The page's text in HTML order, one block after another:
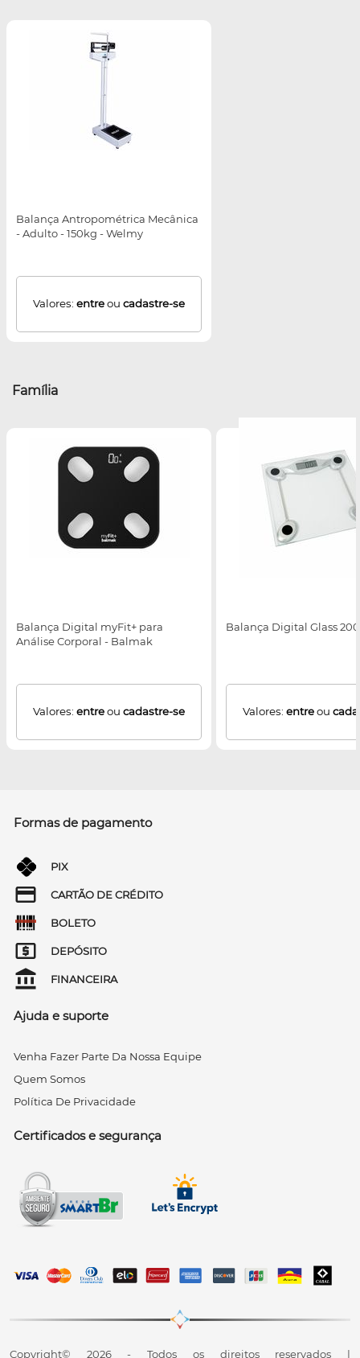
Balança Antropométrica Mecânica
- Adulto - 150kg - Welmy
Valores: entreou cadastre-se
Família
Balança Digital myFit+ para
Análise Corporal - Balmak
Valores: entreou cadastre-se
Balança Digital Glass 200
Valores: entreou
Formas de pagamento
PIX
CARTÃO DE CRÉDITO
BOLETO
DEPÓSITO
FINANCEIRA
Ajuda e suporte
Venha Fazer Parte Da Nossa Equipe
Quem Somos
Política De Privacidade
Certificados e segurança
Copyright© 2026 - Todos os direitos reservados |